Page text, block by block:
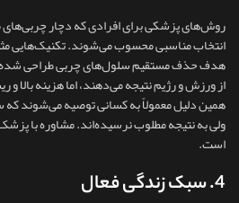
روش‌های پزشکی برای افرادی که دچار چربی‌های
انتخاب مناسبی محسوب می‌شوند. تکنیک‌هایی مثل
هدف حذف مستقیم سلول‌های چربی طراحی
از ورزش و رژیم نتیجه می‌دهند، اما هزینه بالا و
همین دلیل معمولاً به کسانی توصیه می‌شوند که
ولی به نتیجه مطلوب نرسیده‌اند. مشاوره با
است.
4. سبک زندگی فعال